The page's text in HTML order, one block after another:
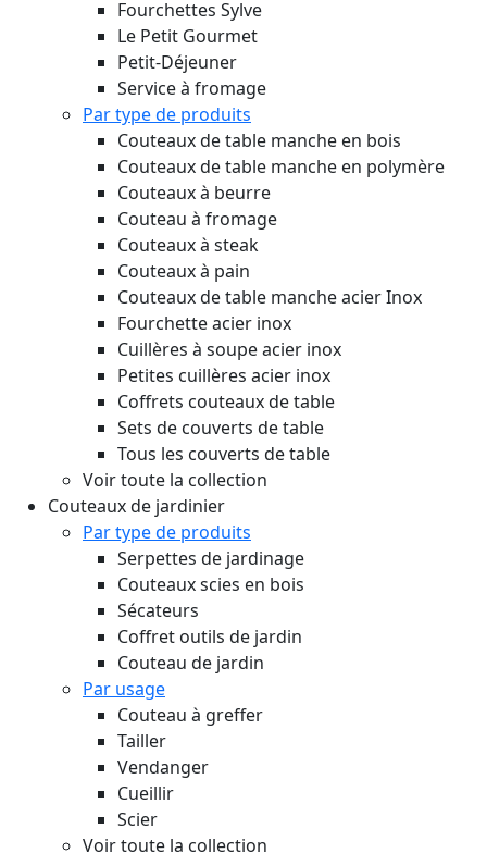
Fourchettes Sylve
Le Petit Gourmet
Petit-Déjeuner
Service à fromage
Par type de produits
Couteaux de table manche en bois
Couteaux de table manche en polymère
Couteaux à beurre
Couteau à fromage
Couteaux à steak
Couteaux à pain
Couteaux de table manche acier Inox
Fourchette acier inox
Cuillères à soupe acier inox
Petites cuillères acier inox
Coffrets couteaux de table
Sets de couverts de table
Tous les couverts de table
Voir toute la collection
Couteaux de jardinier
Par type de produits
Serpettes de jardinage
Couteaux scies en bois
Sécateurs
Coffret outils de jardin
Couteau de jardin
Par usage
Couteau à greffer
Tailler
Vendanger
Cueillir
Scier
Voir toute la collection